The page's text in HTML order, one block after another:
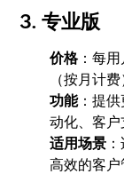
3.专业版
价格：每
（按月计费
功能：提
动化、客户
适用场景
高效的客户